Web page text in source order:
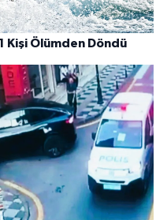
Kişi Ölümden Döndü